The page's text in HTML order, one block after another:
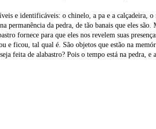
e identificáveis: o chinelo, a pa e a calçadeira,
permanência da pedra, de tão banais que eles
fornece para que eles nos revelem suas
e ficou, tal qual é. São objetos que estão na
feita de alabastro? Pois o tempo está na pedra, e